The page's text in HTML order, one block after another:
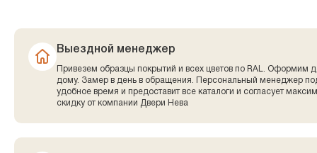
Выездной менеджер
Привезем образцы покрытий и всех цветов по RAL. Оформим
дому. Замер в день в обращения. Персональный менеджер
удобное время и предоставит все каталоги и согласует
скидку от компании Двери Нева